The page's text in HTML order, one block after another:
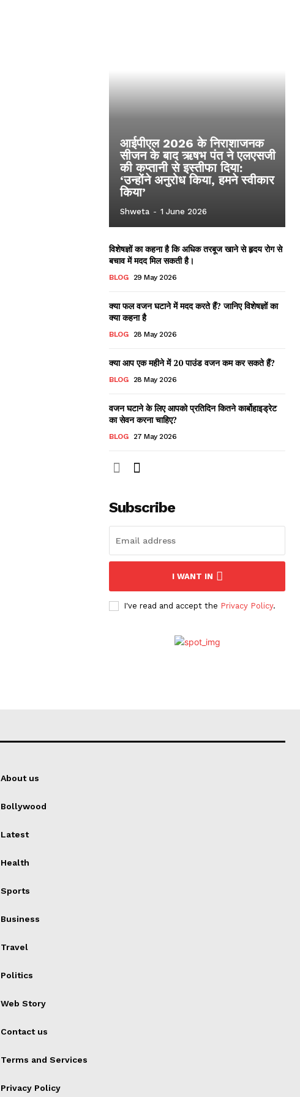
आईपीएल 2026 के निराशाजनक
सीजन के बाद ऋषभ पंत ने एलएसजी
की कप्तानी से इस्तीफा दिया:
‘उन्होंने अनुरोध किया, हमने स्वीकार
किया’
Shweta - 1 June 2026
विशेषज्ञों का कहना है कि अधिक तरबूज खाने से हृदय रोग से
बचाव में मदद मिल सकती है।
BLOG 29 May 2026
क्या फल वजन घटाने में मदद करते हैं? जानिए विशेषज्ञों का
क्या कहना है
BLOG 28 May 2026
क्या आप एक महीने में 20 पाउंड वजन कम कर सकते हैं?
BLOG 28 May 2026
वजन घटाने के लिए आपको प्रतिदिन कितने कार्बोहाइड्रेट
का सेवन करना चाहिए?
BLOG 27 May 2026
Subscribe
I WANT IN
I've read and accept the Privacy Policy.
About us
Bollywood
Latest
Health
Sports
Business
Travel
Politics
Web Story
Contact us
Terms and Services
Privacy Policy